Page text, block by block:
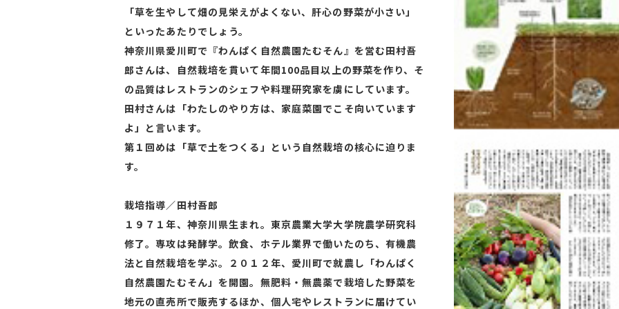
「草を生やして畑の見栄えがよくない、肝心の野菜が小さい」
といったあたりでしょう。
神奈川県愛川町で『わんぱく自然農園たむそん』を営む田村吾
郎さんは、自然栽培を貫いて年間100品目以上の野菜を作り、そ
の品質はレストランのシェフや料理研究家を虜にしています。
田村さんは「わたしのやり方は、家庭菜園でこそ向いています
よ」と言います。
第１回めは「草で土をつくる」という自然栽培の核心に迫りま
す。
栽培指導／田村吾郎
１９７１年、神奈川県生まれ。東京農業大学大学院農学研究科
修了。専攻は発酵学。飲食、ホテル業界で働いたのち、有機農
法と自然栽培を学ぶ。２０１２年、愛川町で就農し「わんぱく
自然農園たむそん」を開園。無肥料・無農薬で栽培した野菜を
地元の直売所で販売するほか、個人宅やレストランに届けてい